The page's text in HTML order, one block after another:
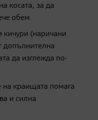
косата, за да
обем.
кичури (наричани
допълнителна
да изглежда по-
на краищата помага
и силна.